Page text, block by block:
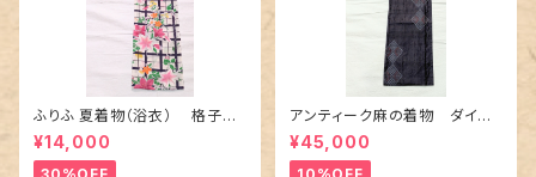
ふりふ 夏着物（浴衣） 格子に
百合や秋草花
¥14,000
アンティーク麻の着物 ダイヤ
に市松柄の上布
¥45,000